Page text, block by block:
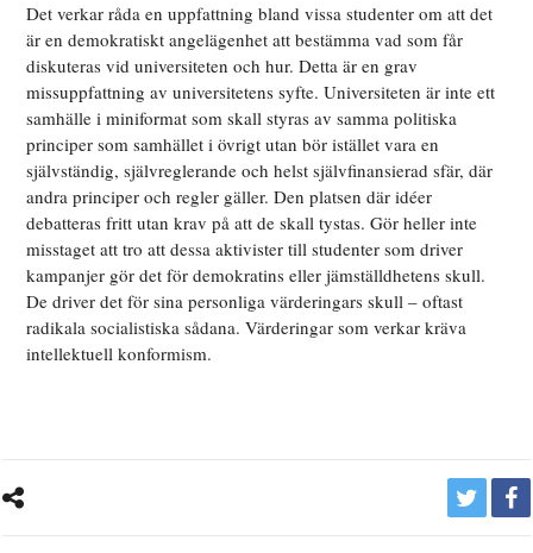
Det verkar råda en uppfattning bland vissa studenter om att det
är en demokratiskt angelägenhet att bestämma vad som får
diskuteras vid universiteten och hur. Detta är en grav
missuppfattning av universitetens syfte. Universiteten är inte ett
samhälle i miniformat som skall styras av samma politiska
principer som samhället i övrigt utan bör istället vara en
självständig, självreglerande och helst självfinansierad sfär, där
andra principer och regler gäller. Den platsen där idéer
debatteras fritt utan krav på att de skall tystas. Gör heller inte
misstaget att tro att dessa aktivister till studenter som driver
kampanjer gör det för demokratins eller jämställdhetens skull.
De driver det för sina personliga värderingars skull – oftast
radikala socialistiska sådana. Värderingar som verkar kräva
intellektuell konformism.